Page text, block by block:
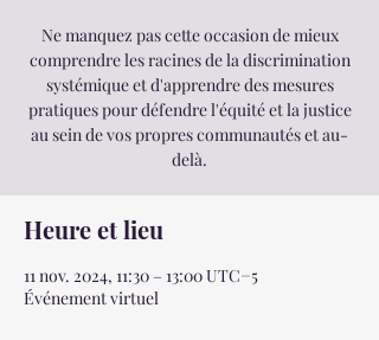
Ne manquez pas cette occasion de mieux
comprendre les racines de la discrimination
systémique et d'apprendre des mesures
pratiques pour défendre l'équité et la justice
au sein de vos propres communautés et au-
delà.
Heure et lieu
11 nov. 2024, 11:30 – 13:00 UTC−5
Événement virtuel